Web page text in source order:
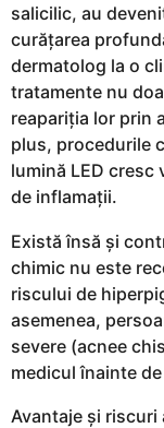
salicilic, au
curățarea
dermatolog la o
tratamente nu
reapariția lor prin
plus, procedurile
lumină LED
de inflamații.
Există însă și
chimic nu este
riscului de
asemenea,
severe (acnee
medicul înainte
Avantaje și